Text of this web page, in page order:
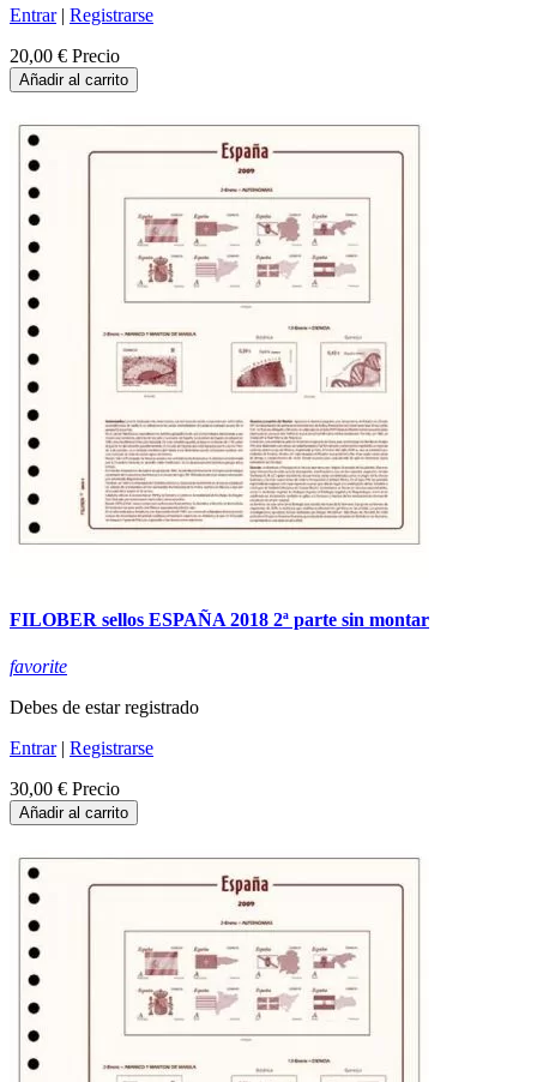
Entrar| Registrarse
20,00 € Precio
Añadir al carrito
FILOBER sellos ESPAÑA 2018 2ª parte sin montar
favorite
Debes de estar registrado
Entrar| Registrarse
30,00 € Precio
Añadir al carrito